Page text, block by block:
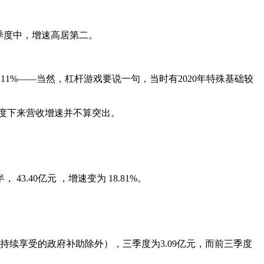
中，增速高居第二。
当然，杠杆游戏要说一句，当时有2020年特殊基础较
来营收增速并不算突出。
43.40亿元 ，增速变为 18.81%。
续享受的政府补助除外），三季度为3.09亿元，而前三季度